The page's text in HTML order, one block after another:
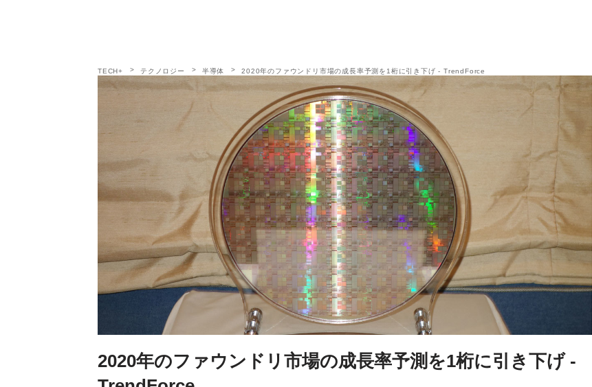
TECH+ テクノロジー 半導体 2020年のファウンドリ市場の成長率予測を1桁に引き下げ - TrendForce
2020年のファウンドリ市場の成長率予測を1桁に引き下げ -